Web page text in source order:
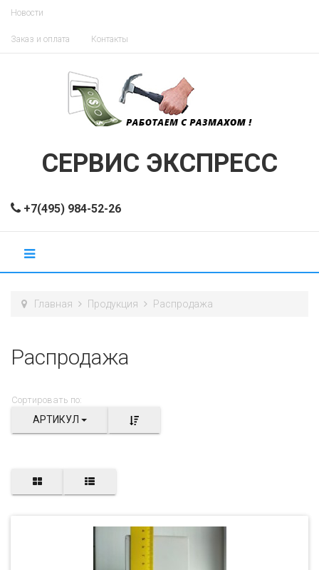
Новости
Заказ и оплата Контакты
СЕРВИС ЭКСПРЕСС
+7(495) 984-52-26
Главная Продукция Распродажа
Распродажа
Сортировать по:
АРТИКУЛ